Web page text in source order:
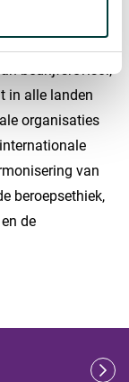
bedrijfsrevisor,
in alle landen
organisaties
van
beroepsethiek,
de